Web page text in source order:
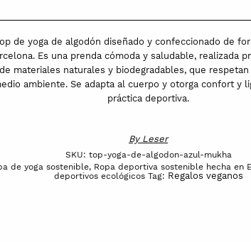
de yoga de algodón diseñado y confeccionado de
Es una prenda cómoda y saludable, realizada
de materiales naturales y biodegradables, que
ambiente. Se adapta al cuerpo y otorga confort y
práctica deportiva.
By Leser
SKU: top-yoga-de-algodon-azul-mukha
de yoga sostenible, Ropa deportiva sostenible hecha en
deportivos ecológicos Tag: Regalos veganos